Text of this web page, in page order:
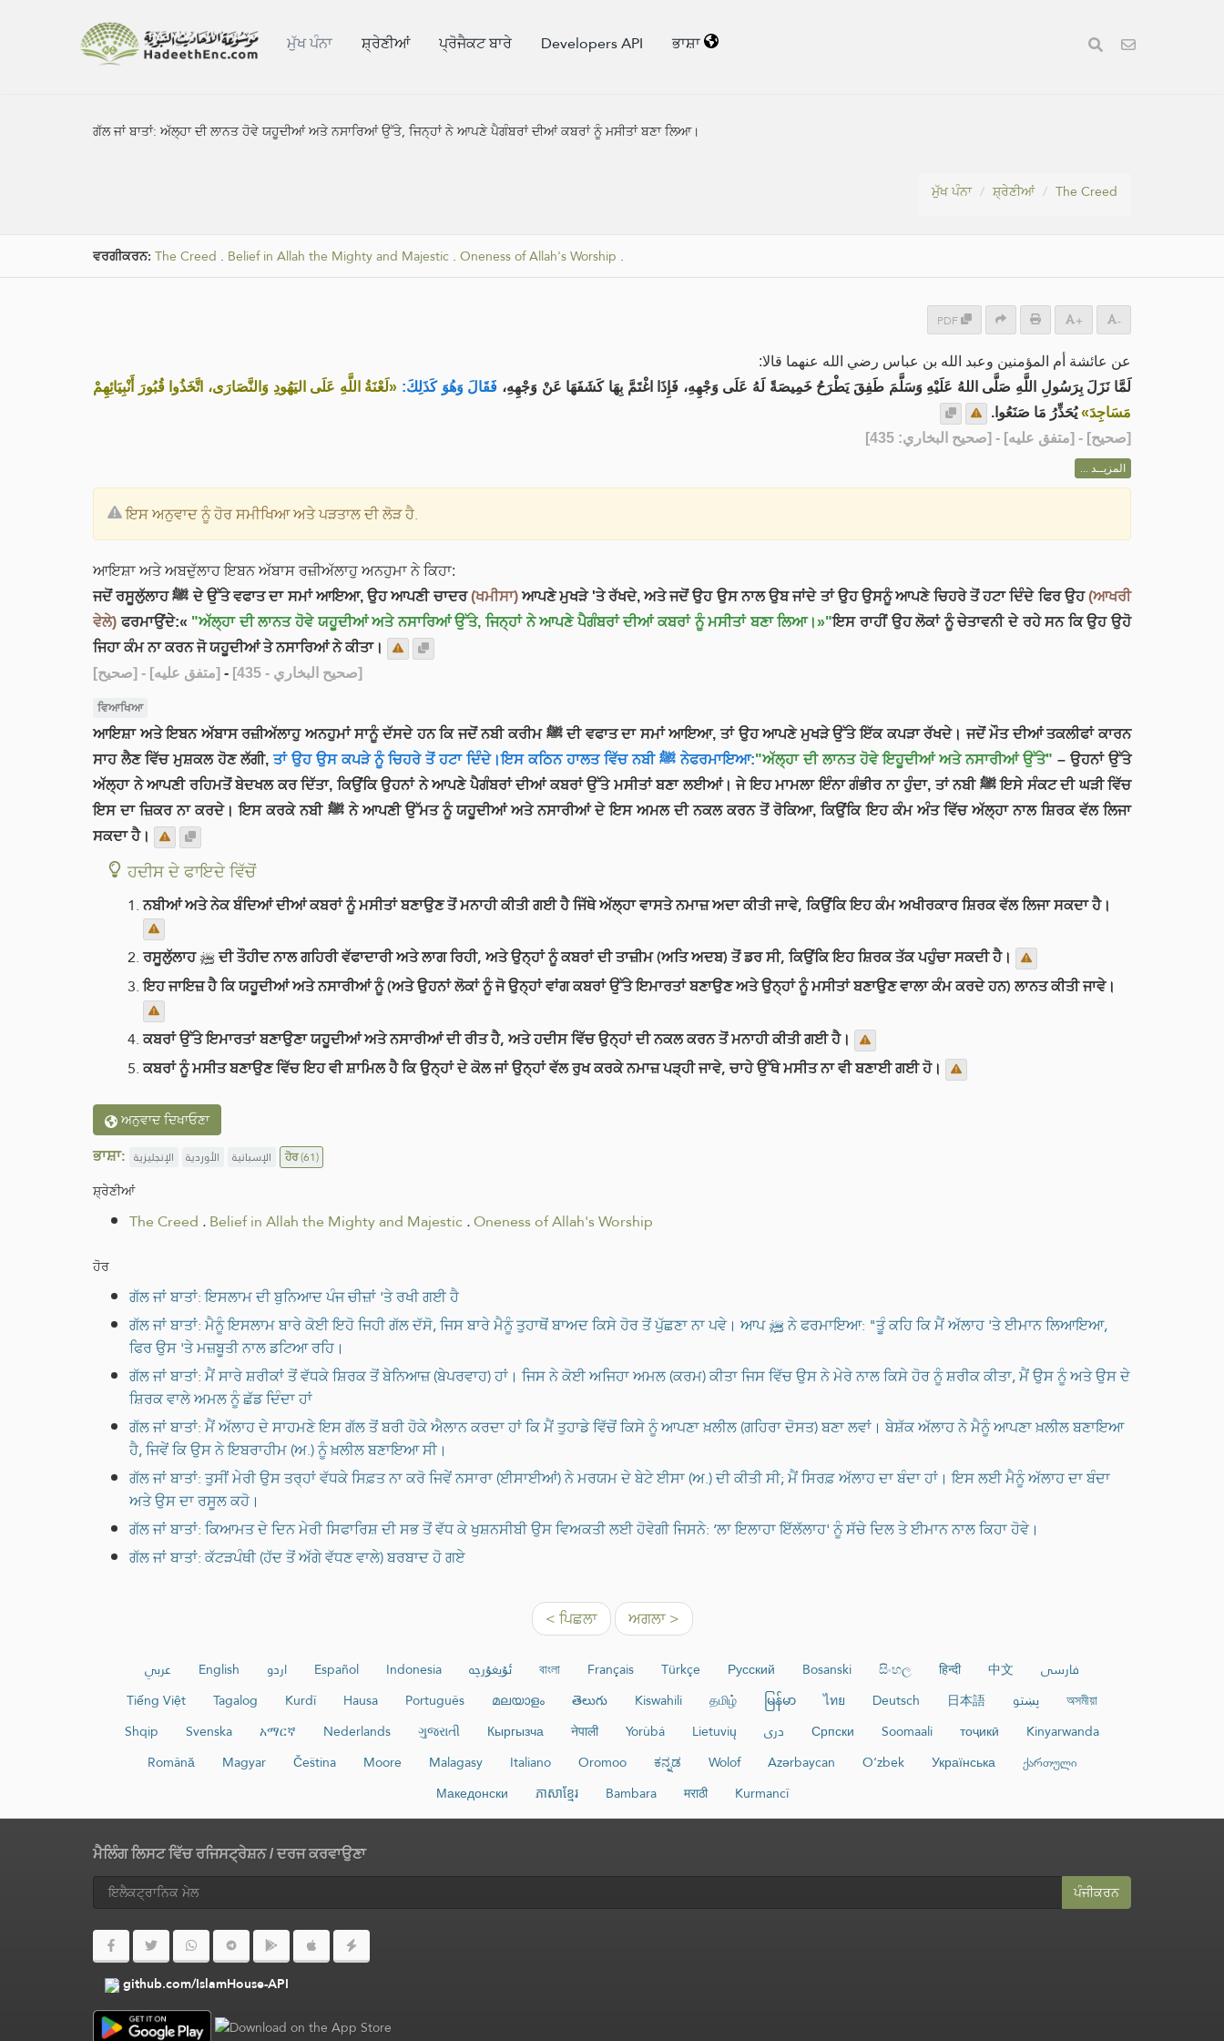
ਮੁੱਖ ਪੰਨਾ ਸ਼੍ਰੇਣੀਆਂ ਪ੍ਰੋਜੈਕਟ ਬਾਰੇ Developers API ਭਾਸ਼ਾ
ਗੱਲ ਜਾਂ ਬਾਤਾਂ:ਅੱਲ੍ਹਾ ਦੀ ਲਾਨਤ ਹੋਵੇ ਯਹੂਦੀਆਂ ਅਤੇ ਨਸਾਰਿਆਂ ਉੱਤੇ, ਜਿਨ੍ਹਾਂ ਨੇ ਆਪਣੇ ਪੈਗੰਬਰਾਂ ਦੀਆਂ ਕਬਰਾਂ ਨੂੰ ਮਸੀਤਾਂ ਬਣਾ ਲਿਆ।
ਮੁੱਖ ਪੰਨਾ ਸ਼੍ਰੇਣੀਆਂ The Creed
ਵਰਗੀਕਰਨ: The Creed . Belief in Allah the Mighty and Majestic . Oneness of Allah's Worship .
PDF + -
عن عائشة أم المؤمنين وعبد الله بن عباس رضي الله عنهما قالا:
لَمَّا نَزَلَ بِرَسُولِ اللَّهِ صَلَّى اللهُ عَلَيْهِ وَسَلَّمَ طَفِقَ يَطْرَحُ خَمِيصَةً لَهُ عَلَى وَجْهِهِ، فَإِذَا اغْتَمَّ بِهَا كَشَفَهَا عَنْ وَجْهِهِ، فَقَالَ وَهُوَ كَذَلِكَ: «لَعْنَةُ اللَّهِ عَلَى اليَهُودِ وَالنَّصَارَى، اتَّخَذُوا قُبُورَ أَنْبِيَائِهِمْ
مَسَاجِدَ»يُحَذِّرُ مَا صَنَعُوا.
[صحيح] - [متفق عليه] - [صحيح البخاري: 435]
المزيــد ...
ਇਸ ਅਨੁਵਾਦ ਨੂੰ ਹੋਰ ਸਮੀਖਿਆ ਅਤੇ ਪੜਤਾਲ ਦੀ ਲੋੜ ਹੈ.
ਆਇਸ਼ਾ ਅਤੇ ਅਬਦੁੱਲਾਹ ਇਬਨ ਅੱਬਾਸ ਰਜ਼ੀਅੱਲਾਹੁ ਅਨਹੁਮਾ ਨੇ ਕਿਹਾ:
ਜਦੋਂ ਰਸੂਲੁੱਲਾਹ ﷺ ਦੇ ਉੱਤੇ ਵਫਾਤ ਦਾ ਸਮਾਂ ਆਇਆ, ਉਹ ਆਪਣੀ ਚਾਦਰ(ਖਮੀਸਾ)ਆਪਣੇ ਮੁਖੜੇ 'ਤੇ ਰੱਖਦੇ, ਅਤੇ ਜਦੋਂ ਉਹ ਉਸ ਨਾਲ ਉਬ ਜਾਂਦੇ ਤਾਂ ਉਹ ਉਸਨੂੰ ਆਪਣੇ ਚਿਹਰੇ ਤੋਂ ਹਟਾ ਦਿੰਦੇ ਫਿਰ ਉਹ(ਆਖਰੀ
ਵੇਲੇ) ਫਰਮਾਉਂਦੇ:« "ਅੱਲ੍ਹਾ ਦੀ ਲਾਨਤ ਹੋਵੇ ਯਹੂਦੀਆਂ ਅਤੇ ਨਸਾਰਿਆਂ ਉੱਤੇ, ਜਿਨ੍ਹਾਂ ਨੇ ਆਪਣੇ ਪੈਗੰਬਰਾਂ ਦੀਆਂ ਕਬਰਾਂ ਨੂੰ ਮਸੀਤਾਂ ਬਣਾ ਲਿਆ।»"ਇਸ ਰਾਹੀਂ ਉਹ ਲੋਕਾਂ ਨੂੰ ਚੇਤਾਵਨੀ ਦੇ ਰਹੇ ਸਨ ਕਿ ਉਹ ਉਹੋ
ਜਿਹਾ ਕੰਮ ਨਾ ਕਰਨ ਜੋ ਯਹੂਦੀਆਂ ਤੇ ਨਸਾਰਿਆਂ ਨੇ ਕੀਤਾ।
[صحيح]
- [متفق عليه] - [صحيح البخاري - 435]
ਵਿਆਖਿਆ
ਆਇਸ਼ਾ ਅਤੇ ਇਬਨ ਅੱਬਾਸ ਰਜ਼ੀਅੱਲਾਹੁ ਅਨਹੁਮਾਂ ਸਾਨੂੰ ਦੱਸਦੇ ਹਨ ਕਿ ਜਦੋਂ ਨਬੀ ਕਰੀਮ ﷺ ਦੀ ਵਫਾਤ ਦਾ ਸਮਾਂ ਆਇਆ, ਤਾਂ ਉਹ ਆਪਣੇ ਮੁਖੜੇ ਉੱਤੇ ਇੱਕ ਕਪੜਾ ਰੱਖਦੇ। ਜਦੋਂ ਮੌਤ ਦੀਆਂ ਤਕਲੀਫਾਂ ਕਾਰਨ
ਸਾਹ ਲੈਣ ਵਿੱਚ ਮੁਸ਼ਕਲ ਹੋਣ ਲੱਗੀ,
ਤਾਂ ਉਹ ਉਸ ਕਪੜੇ ਨੂੰ ਚਿਹਰੇ ਤੋਂ ਹਟਾ ਦਿੰਦੇ।ਇਸ ਕਠਿਨ ਹਾਲਤ ਵਿੱਚ ਨਬੀ ﷺ ਨੇਫਰਮਾਇਆ:"ਅੱਲ੍ਹਾ ਦੀ ਲਾਨਤ ਹੋਵੇ ਇਹੂਦੀਆਂ ਅਤੇ ਨਸਾਰੀਆਂ ਉੱਤੇ" – ਉਹਨਾਂ ਉੱਤੇ
ਅੱਲ੍ਹਾ ਨੇ ਆਪਣੀ ਰਹਿਮਤੋਂ ਬੇਦਖਲ ਕਰ ਦਿੱਤਾ, ਕਿਉਂਕਿ ਉਹਨਾਂ ਨੇ ਆਪਣੇ ਪੈਗੰਬਰਾਂ ਦੀਆਂ ਕਬਰਾਂ ਉੱਤੇ ਮਸੀਤਾਂ ਬਣਾ ਲਈਆਂ। ਜੇ ਇਹ ਮਾਮਲਾ ਇੰਨਾ ਗੰਭੀਰ ਨਾ ਹੁੰਦਾ, ਤਾਂ ਨਬੀ ﷺ ਇਸੇ ਸੰਕਟ ਦੀ ਘੜੀ ਵਿੱਚ
ਇਸ ਦਾ ਜ਼ਿਕਰ ਨਾ ਕਰਦੇ। ਇਸ ਕਰਕੇ ਨਬੀ ﷺ ਨੇ ਆਪਣੀ ਉੱਮਤ ਨੂੰ ਯਹੂਦੀਆਂ ਅਤੇ ਨਸਾਰੀਆਂ ਦੇ ਇਸ ਅਮਲ ਦੀ ਨਕਲ ਕਰਨ ਤੋਂ ਰੋਕਿਆ, ਕਿਉਂਕਿ ਇਹ ਕੰਮ ਅੰਤ ਵਿੱਚ ਅੱਲ੍ਹਾ ਨਾਲ ਸ਼ਿਰਕ ਵੱਲ ਲਿਜਾ
ਸਕਦਾ ਹੈ।
ਹਦੀਸ ਦੇ ਫਾਇਦੇ ਵਿੱਚੋਂ
ਨਬੀਆਂ ਅਤੇ ਨੇਕ ਬੰਦਿਆਂ ਦੀਆਂ ਕਬਰਾਂ ਨੂੰ ਮਸੀਤਾਂ ਬਣਾਉਣ ਤੋਂ ਮਨਾਹੀ ਕੀਤੀ ਗਈ ਹੈ ਜਿੱਥੇ ਅੱਲ੍ਹਾ ਵਾਸਤੇ ਨਮਾਜ਼ ਅਦਾ ਕੀਤੀ ਜਾਵੇ, ਕਿਉਂਕਿ ਇਹ ਕੰਮ ਅਖੀਰਕਾਰ ਸ਼ਿਰਕ ਵੱਲ ਲਿਜਾ ਸਕਦਾ ਹੈ।
ਰਸੂਲੁੱਲਾਹ ﷺ ਦੀ ਤੌਹੀਦ ਨਾਲ ਗਹਿਰੀ ਵੱਫਾਦਾਰੀ ਅਤੇ ਲਾਗ ਰਿਹੀ, ਅਤੇ ਉਨ੍ਹਾਂ ਨੂੰ ਕਬਰਾਂ ਦੀ ਤਾਜ਼ੀਮ (ਅਤਿ ਅਦਬ) ਤੋਂ ਡਰ ਸੀ, ਕਿਉਂਕਿ ਇਹ ਸ਼ਿਰਕ ਤੱਕ ਪਹੁੰਚਾ ਸਕਦੀ ਹੈ।
ਇਹ ਜਾਇਜ਼ ਹੈ ਕਿ ਯਹੂਦੀਆਂ ਅਤੇ ਨਸਾਰੀਆਂ ਨੂੰ (ਅਤੇ ਉਹਨਾਂ ਲੋਕਾਂ ਨੂੰ ਜੋ ਉਨ੍ਹਾਂ ਵਾਂਗ ਕਬਰਾਂ ਉੱਤੇ ਇਮਾਰਤਾਂ ਬਣਾਉਣ ਅਤੇ ਉਨ੍ਹਾਂ ਨੂੰ ਮਸੀਤਾਂ ਬਣਾਉਣ ਵਾਲਾ ਕੰਮ ਕਰਦੇ ਹਨ) ਲਾਨਤ ਕੀਤੀ ਜਾਵੇ।
ਕਬਰਾਂ ਉੱਤੇ ਇਮਾਰਤਾਂ ਬਣਾਉਣਾ ਯਹੂਦੀਆਂ ਅਤੇ ਨਸਾਰੀਆਂ ਦੀ ਰੀਤ ਹੈ, ਅਤੇ ਹਦੀਸ ਵਿੱਚ ਉਨ੍ਹਾਂ ਦੀ ਨਕਲ ਕਰਨ ਤੋਂ ਮਨਾਹੀ ਕੀਤੀ ਗਈ ਹੈ।
ਕਬਰਾਂ ਨੂੰ ਮਸੀਤ ਬਣਾਉਣ ਵਿੱਚ ਇਹ ਵੀ ਸ਼ਾਮਿਲ ਹੈ ਕਿ ਉਨ੍ਹਾਂ ਦੇ ਕੋਲ ਜਾਂ ਉਨ੍ਹਾਂ ਵੱਲ ਰੁਖ ਕਰਕੇ ਨਮਾਜ਼ ਪੜ੍ਹੀ ਜਾਵੇ, ਚਾਹੇ ਉੱਥੇ ਮਸੀਤ ਨਾ ਵੀ ਬਣਾਈ ਗਈ ਹੋ।
ਅਨੁਵਾਦ ਦਿਖਾਓਣਾ
ਭਾਸ਼ਾ: الإنجليزية الأوردية الإسبانية ਹੋਰ(61)
ਸ਼੍ਰੇਣੀਆਂ
The Creed .Belief in Allah the Mighty and Majestic .Oneness of Allah's Worship
ਹੋਰ
ਗੱਲ ਜਾਂ ਬਾਤਾਂ: ਇਸਲਾਮ ਦੀ ਬੁਨਿਆਦ ਪੰਜ ਚੀਜ਼ਾਂ 'ਤੇ ਰਖੀ ਗਈ ਹੈ
ਗੱਲ ਜਾਂ ਬਾਤਾਂ: ਮੈਨੂੰ ਇਸਲਾਮ ਬਾਰੇ ਕੋਈ ਇਹੋ ਜਿਹੀ ਗੱਲ ਦੱਸੋ, ਜਿਸ ਬਾਰੇ ਮੈਨੂੰ ਤੁਹਾਥੋਂ ਬਾਅਦ ਕਿਸੇ ਹੋਰ ਤੋਂ ਪੁੱਛਣਾ ਨਾ ਪਵੇ। ਆਪ ﷺ ਨੇ ਫਰਮਾਇਆ: "ਤੂੰ ਕਹਿ ਕਿ ਮੈਂ ਅੱਲਾਹ 'ਤੇ ਈਮਾਨ ਲਿਆਇਆ,
ਫਿਰ ਉਸ 'ਤੇ ਮਜ਼ਬੂਤੀ ਨਾਲ ਡਟਿਆ ਰਹਿ।
ਗੱਲ ਜਾਂ ਬਾਤਾਂ: ਮੈਂ ਸਾਰੇ ਸ਼ਰੀਕਾਂ ਤੋਂ ਵੱਧਕੇ ਸ਼ਿਰਕ ਤੋਂ ਬੇਨਿਆਜ਼ (ਬੇਪਰਵਾਹ) ਹਾਂ। ਜਿਸ ਨੇ ਕੋਈ ਅਜਿਹਾ ਅਮਲ (ਕਰਮ) ਕੀਤਾ ਜਿਸ ਵਿੱਚ ਉਸ ਨੇ ਮੇਰੇ ਨਾਲ ਕਿਸੇ ਹੋਰ ਨੂੰ ਸ਼ਰੀਕ ਕੀਤਾ, ਮੈਂ ਉਸ ਨੂੰ ਅਤੇ ਉਸ ਦੇ
ਸ਼ਿਰਕ ਵਾਲੇ ਅਮਲ ਨੂੰ ਛੱਡ ਦਿੰਦਾ ਹਾਂ
ਗੱਲ ਜਾਂ ਬਾਤਾਂ: ਮੈਂ ਅੱਲਾਹ ਦੇ ਸਾਹਮਣੇ ਇਸ ਗੱਲ ਤੋਂ ਬਰੀ ਹੋਕੇ ਐਲਾਨ ਕਰਦਾ ਹਾਂ ਕਿ ਮੈਂ ਤੁਹਾਡੇ ਵਿੱਚੋਂ ਕਿਸੇ ਨੂੰ ਆਪਣਾ ਖ਼ਲੀਲ (ਗਹਿਰਾ ਦੋਸਤ) ਬਣਾ ਲਵਾਂ। ਬੇਸ਼ੱਕ ਅੱਲਾਹ ਨੇ ਮੈਨੂੰ ਆਪਣਾ ਖ਼ਲੀਲ ਬਣਾਇਆ
ਹੈ, ਜਿਵੇਂ ਕਿ ਉਸ ਨੇ ਇਬਰਾਹੀਮ (ਅ.) ਨੂੰ ਖ਼ਲੀਲ ਬਣਾਇਆ ਸੀ।
ਗੱਲ ਜਾਂ ਬਾਤਾਂ: ਤੁਸੀਂ ਮੇਰੀ ਉਸ ਤਰ੍ਹਾਂ ਵੱਧਕੇ ਸਿਫ਼ਤ ਨਾ ਕਰੋ ਜਿਵੇਂ ਨਸਾਰਾ (ਈਸਾਈਆਂ) ਨੇ ਮਰਯਮ ਦੇ ਬੇਟੇ ਈਸਾ (ਅ.) ਦੀ ਕੀਤੀ ਸੀ; ਮੈਂ ਸਿਰਫ਼ ਅੱਲਾਹ ਦਾ ਬੰਦਾ ਹਾਂ। ਇਸ ਲਈ ਮੈਨੂੰ ਅੱਲਾਹ ਦਾ ਬੰਦਾ
ਅਤੇ ਉਸ ਦਾ ਰਸੂਲ ਕਹੋ।
ਗੱਲ ਜਾਂ ਬਾਤਾਂ: ਕਿਆਮਤ ਦੇ ਦਿਨ ਮੇਰੀ ਸਿਫਾਰਿਸ਼ ਦੀ ਸਭ ਤੋਂ ਵੱਧ ਕੇ ਖੁਸ਼ਨਸੀਬੀ ਉਸ ਵਿਅਕਤੀ ਲਈ ਹੋਵੇਗੀ ਜਿਸਨੇ: ‘ਲਾ ਇਲਾਹਾ ਇੱਲੱਲਾਹ' ਨੂੰ ਸੱਚੇ ਦਿਲ ਤੇ ਈਮਾਨ ਨਾਲ ਕਿਹਾ ਹੋਵੇ।
ਗੱਲ ਜਾਂ ਬਾਤਾਂ: ਕੱਟੜਪੰਥੀ (ਹੱਦ ਤੋਂ ਅੱਗੇ ਵੱਧਣ ਵਾਲੇ) ਬਰਬਾਦ ਹੋ ਗਏ
< ਪਿਛਲਾ ਅਗਲਾ >
عربي English اردو Español Indonesia ئۇيغۇرچە বাংলা Français Türkçe Русский Bosanski සිංහල हिन्दी 中文
فارسی
Tiếng Việt
Tagalog Kurdî Hausa Português മലയാളം తెలుగు Kiswahili தமிழ் မြန်မာ ไทย Deutsch 日本語 پښتو
অসমীয়া
Shqip
Svenska አማርኛ Nederlands ગુજરાતી Кыргызча नेपाली Yorùbá Lietuvių دری Српски Soomaali тоҷикӣ
Kinyarwanda
Română
Magyar Čeština Moore Malagasy Italiano Oromoo ಕನ್ನಡ Wolof Azərbaycan O‘zbek Українська
ქართული
Македонски
ភាសាខ្មែរ Bambara मराठी Kurmancî
ਮੈਲਿੰਗ ਲਿਸਟ ਵਿੱਚ ਰਜਿਸਟ੍ਰੇਸ਼ਨ / ਦਰਜ ਕਰਵਾਉਣਾ
ਪੰਜੀਕਰਨ
github.com/IslamHouse-API